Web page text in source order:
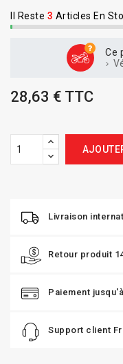
Il Reste 3 Articles En
Ce
28,63 € TTC
Livraison
Retour produit
Paiement
Support client